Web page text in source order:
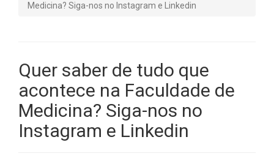
Medicina? Siga-nos no Instagram e Linkedin
Quer saber de tudo que
acontece na Faculdade de
Medicina? Siga-nos no
Instagram e Linkedin